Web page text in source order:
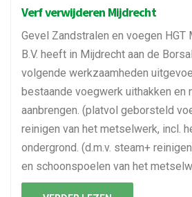
Verf verwijderen Mijdrecht
Gevel Zandstralen en voegen HGT
B.V. heeft in Mijdrecht aan de
volgende werkzaamheden
bestaande voegwerk uithakken en
aanbrengen. (platvol geborsteld
reinigen van het metselwerk, incl.
ondergrond. (d.m.v. steam+
en schoonspoelen van het